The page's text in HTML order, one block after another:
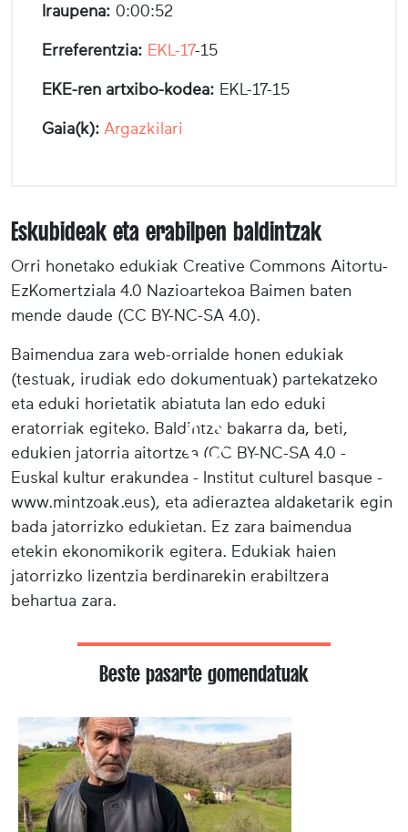
Iraupena: 0:00:52
Erreferentzia: EKL-17-15
EKE-ren artxibo-kodea: EKL-17-15
Gaia(k): Argazkilari
Eskubideak eta erabilpen baldintzak
Orri honetako edukiak Creative Commons Aitortu-
EzKomertziala 4.0 Nazioartekoa Baimen baten
mende daude (CC BY-NC-SA 4.0).
Baimendua zara web-orrialde honen edukiak
(testuak, irudiak edo dokumentuak) partekatzeko
eta eduki horietatik abiatuta lan edo eduki
eratorriak egiteko. Baldintza bakarra da, beti,
edukien jatorria aitortzea (CC BY-NC-SA 4.0 -
Euskal kultur erakundea - Institut culturel basque -
www.mintzoak.eus), eta adieraztea aldaketarik egin
bada jatorrizko edukietan. Ez zara baimendua
etekin ekonomikorik egitera. Edukiak haien
jatorrizko lizentzia berdinarekin erabiltzera
behartua zara.
Beste pasarte gomendatuak